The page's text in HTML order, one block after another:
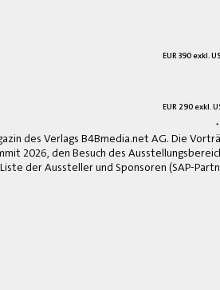
EUR 390 exkl.
EUR 290 exkl.
des Verlags B4Bmedia.net AG. Die
2026, den Besuch des
der Aussteller und Sponsoren (SAP-